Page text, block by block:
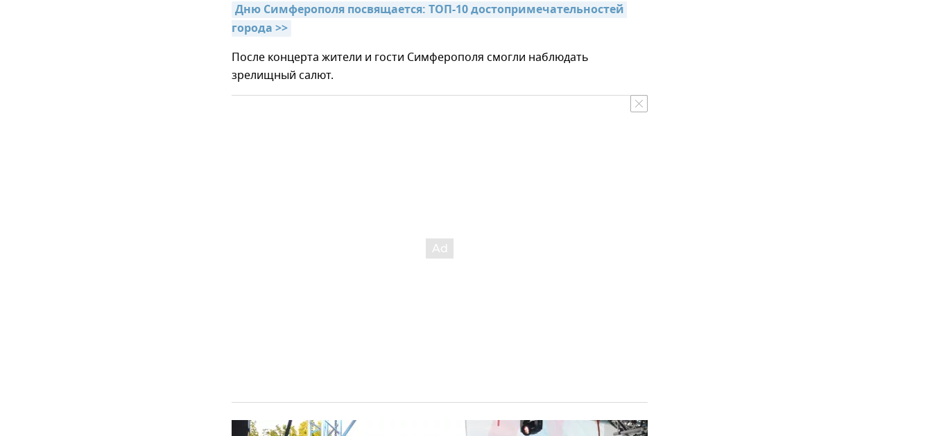
Дню Симферополя посвящается: ТОП-10 достопримечательностей
города >>
После концерта жители и гости Симферополя смогли наблюдать
зрелищный салют.